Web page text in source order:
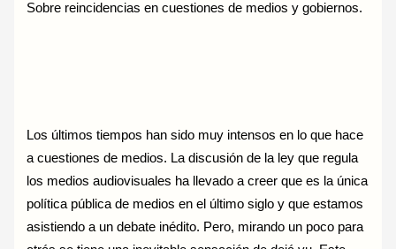
Sobre reincidencias en cuestiones de medios y gobiernos.
Los últimos tiempos han sido muy intensos en lo que hace
a cuestiones de medios. La discusión de la ley que regula
los medios audiovisuales ha llevado a creer que es la única
política pública de medios en el último siglo y que estamos
asistiendo a un debate inédito. Pero, mirando un poco para